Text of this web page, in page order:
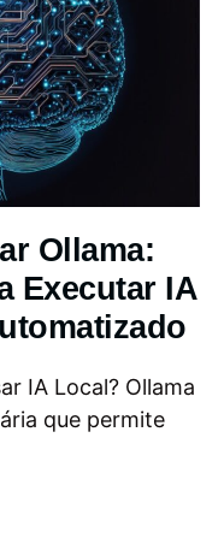
Ollama:
Executar IA
IA Local? Ollama
que permite